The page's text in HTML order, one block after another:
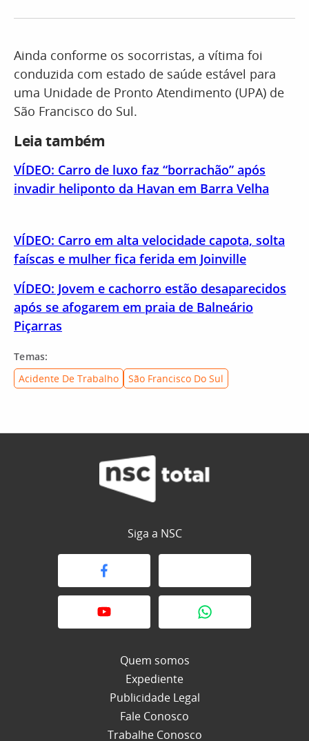
Ainda conforme os socorristas, a vítima foi
conduzida com estado de saúde estável para
uma Unidade de Pronto Atendimento (UPA) de
São Francisco do Sul.
Leia também
VÍDEO: Carro de luxo faz “borrachão” após
invadir heliponto da Havan em Barra Velha
VÍDEO: Carro em alta velocidade capota, solta
faíscas e mulher fica ferida em Joinville
VÍDEO: Jovem e cachorro estão desaparecidos
após se afogarem em praia de Balneário
Piçarras
Temas:
Acidente De Trabalho
São Francisco Do Sul
Siga a NSC
Quem somos
Expediente
Publicidade Legal
Fale Conosco
Trabalhe Conosco